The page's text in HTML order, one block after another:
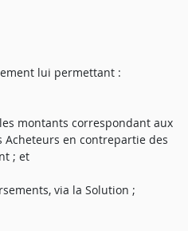
lui permettant :
montants correspondant aux
Acheteurs en contrepartie des
; et
via la Solution ;